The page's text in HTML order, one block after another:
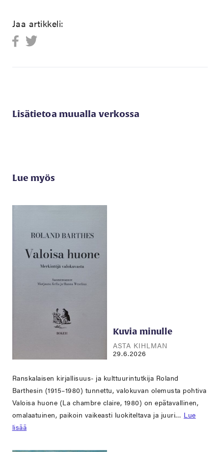
Jaa artikkeli:
Lisätietoa muualla verkossa
Lue myös
Kuvia minulle
ASTA KIHLMAN
29.6.2026
Ranskalaisen kirjallisuus- ja kulttuurintutkija Roland
Barthesin (1915–1980) tunnettu, valokuvan olemusta pohtiva
Valoisa huone (La chambre claire, 1980) on epätavallinen,
omalaatuinen, paikoin vaikeasti luokiteltava ja juuri… Lue
lisää